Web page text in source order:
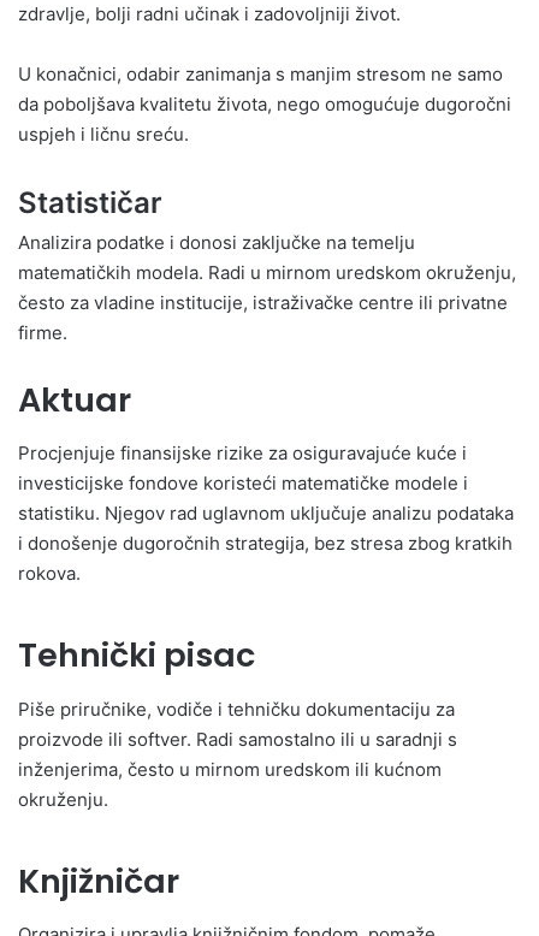
zdravlje, bolji radni učinak i zadovoljniji život.
U konačnici, odabir zanimanja s manjim stresom ne samo
da poboljšava kvalitetu života, nego omogućuje dugoročni
uspjeh i ličnu sreću.
Statističar
Analizira podatke i donosi zaključke na temelju
matematičkih modela. Radi u mirnom uredskom okruženju,
često za vladine institucije, istraživačke centre ili privatne
firme.
Aktuar
Procjenjuje finansijske rizike za osiguravajuće kuće i
investicijske fondove koristeći matematičke modele i
statistiku. Njegov rad uglavnom uključuje analizu podataka
i donošenje dugoročnih strategija, bez stresa zbog kratkih
rokova.
Tehnički pisac
Piše priručnike, vodiče i tehničku dokumentaciju za
proizvode ili softver. Radi samostalno ili u saradnji s
inženjerima, često u mirnom uredskom ili kućnom
okruženju.
Knjižničar